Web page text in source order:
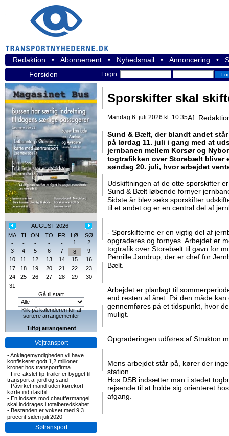
Redaktion • Abonnement • Nyhedsmail • Annoncering •
Forsiden
Login
AUGUST 2026
MA
TI ON TO FR LØ
SØ
-
- - - - 1
2
3
4 5 6 7 8
9
10
11 12 13 14 15
16
17
18 19 20 21 22
23
24
25 26 27 28 29
30
31
- - - - -
-
Gå til start
Klik på kalenderen for at
sortere arrangementer
Tilføj arrangement
Vejtransport
-Anklagemyndigheden vil have
konfiskeret godt 1,2 millioner
kroner hos transportfirma
- Fire-akslet tip-trailer er bygget til
transport af jord og sand
- Påvirket mand uden kørekort
kørte ind i lastbil
- En indsats mod chaufførmangel
skal inddrages i totalberedskabet
- Bestanden er vokset med 9,3
procent siden juli 2020
Søtransport
Sporskifter skal
Mandag 6. juli 2026 kl: 10:35Af:
Sund & Bælt, der blandt andet
på lørdag 11. juli i gang med at
jernbanen mellem Korsør og
togtrafikken over Storebælt bliver
søndag 20. juli, hvor arbejdet
Udskiftningen af de otte sporskifter
Sund & Bælt løbende fornyer
Sidste år blev seks sporskifter
til et andet og er en central del af
- Sporskifterne er en vigtig del af
opgraderes og fornyes. Arbejdet er
togtrafik over Storebælt til gavn for
Pernille Jøndrup, der er chef for
Bælt.
Arbejdet er planlagt til
end resten af året. På den måde
gennemføres på et tidspunkt, hvor
muligt.
Opgraderingen udføres af Strukton
Mens arbejdet står på, kører der
station.
Hos DSB indsætter man i stedet
rejsende til at holde sig orienteret
afgang.